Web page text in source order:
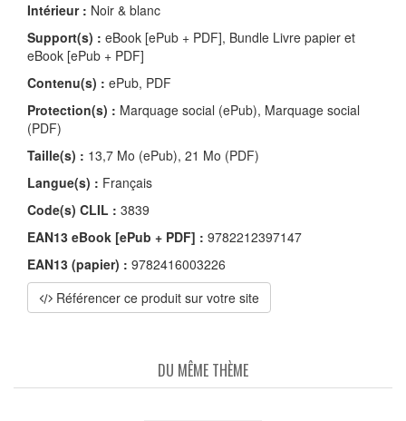
Intérieur : Noir & blanc
Support(s) : eBook [ePub + PDF], Bundle Livre papier et
eBook [ePub + PDF]
Contenu(s) : ePub, PDF
Protection(s) : Marquage social (ePub), Marquage social
(PDF)
Taille(s) : 13,7 Mo (ePub), 21 Mo (PDF)
Langue(s) : Français
Code(s) CLIL : 3839
EAN13 eBook [ePub + PDF] : 9782212397147
EAN13 (papier) : 9782416003226
Référencer ce produit sur votre site
DU MÊME THÈME